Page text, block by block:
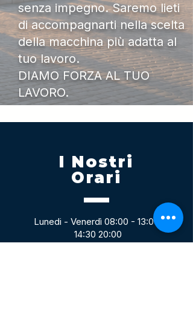
senza impegno. Saremo lieti
di accompagnarti nella scelta
della macchina più adatta al
tuo lavoro.
DIAMO FORZA AL TUO
LAVORO.
I Nostri
Orari
Lunedi - Venerdì 08:00 - 13:00
14:30 20:00